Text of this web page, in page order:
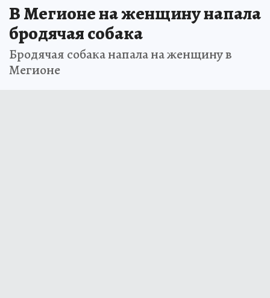
В Мегионе на женщину напала
бродячая собака
Бродячая собака напала на женщину в
Мегионе